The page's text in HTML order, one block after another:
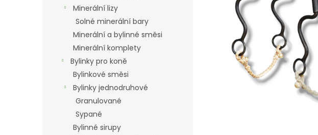
Minerální lizy
Solné minerální bary
Minerální a bylinné směsi
Minerální komplety
Bylinky pro koně
Bylinkové směsi
Bylinky jednodruhové
Granulované
Sypané
Bylinné sirupy